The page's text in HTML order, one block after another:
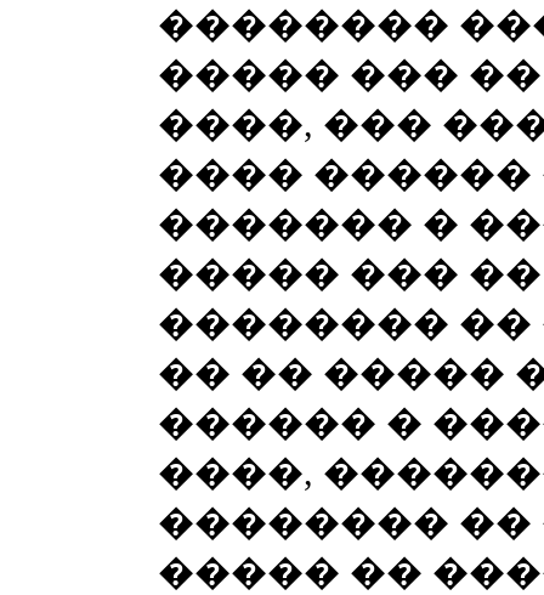
��������
����� ���
����, ���
���� ������
������� �
����� ���
�������� ��
�� �� �����
������ �
����,
�������� ��
����� ��